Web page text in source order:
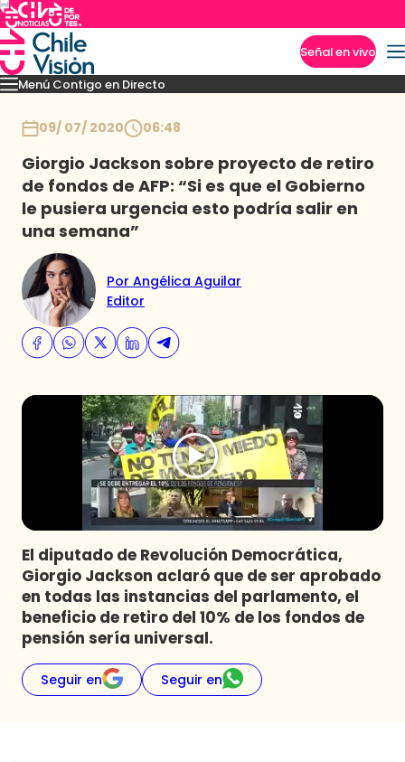
Señal en vivo
Menú Contigo en Directo
Momentos Novedades
09/ 07/ 2020 06:48
Giorgio Jackson sobre proyecto de retiro
de fondos de AFP: “Si es que el Gobierno
le pusiera urgencia esto podría salir en
una semana”
Por Angélica Aguilar
Editor
El diputado de Revolución Democrática,
Giorgio Jackson aclaró que de ser aprobado
en todas las instancias del parlamento, el
beneficio de retiro del 10% de los fondos de
pensión sería universal.
Seguir en Seguir en
Imperdibles
Programas
Club De La Comedia
Contigo en Directo
Plan Perfecto
El Tiempo
Sabingo
Todos Los Programas